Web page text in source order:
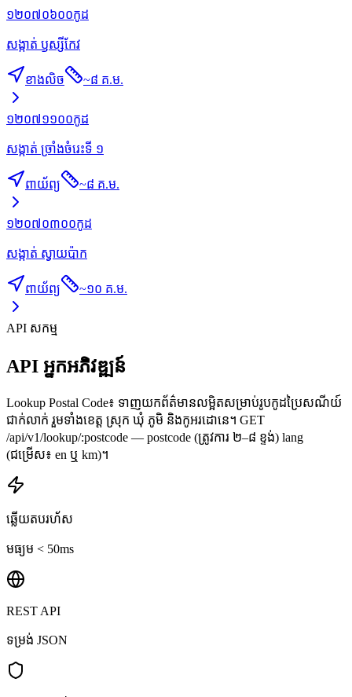
១២០៧០៦០០កូដ
សង្កាត់ ឫស្សីកែវ
ខាងលិច ~៨ គ.ម.
១២០៧១១០០កូដ
សង្កាត់ ច្រាំងចំរេះទី ១
ពាយ័ព្យ ~៨ គ.ម.
១២០៧០៣០០កូដ
សង្កាត់ ស្វាយប៉ាក
ពាយ័ព្យ ~១០ គ.ម.
API សកម្ម
API អ្នកអភិវឌ្ឍន៍
Lookup Postal Code៖ ទាញយកព័ត៌មានលម្អិតសម្រាប់រូបកូដប្រៃសណីយ៍
ជាក់លាក់ រួមទាំងខេត្ត ស្រុក ឃុំ ភូមិ និងកូអរដោនេ។ GET
/api/v1/lookup/:postcode — postcode (ត្រូវការ ២–៨ ខ្ទង់) lang
(ជម្រើស៖ en ឬ km)។
ឆ្លើយតបរហ័ស
មធ្យម < 50ms
REST API
ទម្រង់ JSON